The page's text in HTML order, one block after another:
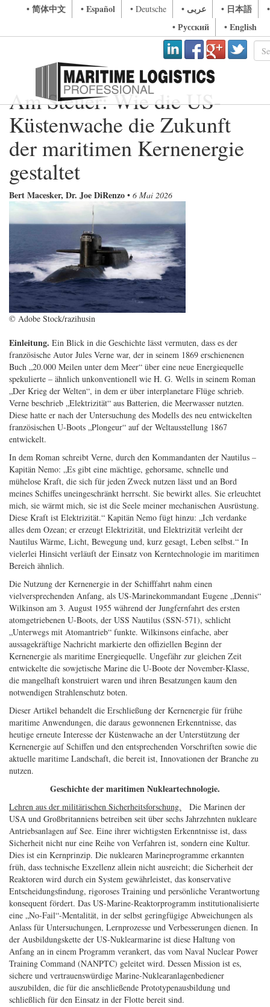
• 简体中文 • Español • Deutsche • عربى • 日本語
• Русский
• English
Am Steuer: Wie die US-
Küstenwache die Zukunft
der maritimen Kernenergie
gestaltet
Bert Macesker, Dr. Joe DiRenzo • 6 Mai 2026
© Adobe Stock/razihusin
Einleitung. Ein Blick in die Geschichte lässt vermuten, dass es der
französische Autor Jules Verne war, der in seinem 1869 erschienenen
Buch „20.000 Meilen unter dem Meer“ über eine neue Energiequelle
spekulierte – ähnlich unkonventionell wie H. G. Wells in seinem Roman
„Der Krieg der Welten“, in dem er über interplanetare Flüge schrieb.
Verne beschrieb „Elektrizität“ aus Batterien, die Meerwasser nutzten.
Diese hatte er nach der Untersuchung des Modells des neu entwickelten
französischen U-Boots „Plongeur“ auf der Weltausstellung 1867
entwickelt.
In dem Roman schreibt Verne, durch den Kommandanten der Nautilus –
Kapitän Nemo: „Es gibt eine mächtige, gehorsame, schnelle und
mühelose Kraft, die sich für jeden Zweck nutzen lässt und an Bord
meines Schiffes uneingeschränkt herrscht. Sie bewirkt alles. Sie erleuchtet
mich, sie wärmt mich, sie ist die Seele meiner mechanischen Ausrüstung.
Diese Kraft ist Elektrizität.“ Kapitän Nemo fügt hinzu: „Ich verdanke
alles dem Ozean; er erzeugt Elektrizität, und Elektrizität verleiht der
Nautilus Wärme, Licht, Bewegung und, kurz gesagt, Leben selbst.“ In
vielerlei Hinsicht verläuft der Einsatz von Kerntechnologie im maritimen
Bereich ähnlich.
Die Nutzung der Kernenergie in der Schifffahrt nahm einen
vielversprechenden Anfang, als US-Marinekommandant Eugene „Dennis“
Wilkinson am 3. August 1955 während der Jungfernfahrt des ersten
atomgetriebenen U-Boots, der USS Nautilus (SSN-571), schlicht
„Unterwegs mit Atomantrieb“ funkte. Wilkinsons einfache, aber
aussagekräftige Nachricht markierte den offiziellen Beginn der
Kernenergie als maritime Energiequelle. Ungefähr zur gleichen Zeit
entwickelte die sowjetische Marine die U-Boote der November-Klasse,
die mangelhaft konstruiert waren und ihren Besatzungen kaum den
notwendigen Strahlenschutz boten.
Dieser Artikel behandelt die Erschließung der Kernenergie für frühe
maritime Anwendungen, die daraus gewonnenen Erkenntnisse, das
heutige erneute Interesse der Küstenwache an der Unterstützung der
Kernenergie auf Schiffen und den entsprechenden Vorschriften sowie die
aktuelle maritime Landschaft, die bereit ist, Innovationen der Branche zu
nutzen.
Geschichte der maritimen Nukleartechnologie.
Lehren aus der militärischen Sicherheitsforschung.
Die Marinen der
USA und Großbritanniens betreiben seit über sechs Jahrzehnten nukleare
Antriebsanlagen auf See. Eine ihrer wichtigsten Erkenntnisse ist, dass
Sicherheit nicht nur eine Reihe von Verfahren ist, sondern eine Kultur.
Dies ist ein Kernprinzip. Die nuklearen Marineprogramme erkannten
früh, dass technische Exzellenz allein nicht ausreicht; die Sicherheit der
Reaktoren wird durch ein System gewährleistet, das konservative
Entscheidungsfindung, rigoroses Training und persönliche Verantwortung
konsequent fördert. Das US-Marine-Reaktorprogramm institutionalisierte
eine „No-Fail“-Mentalität, in der selbst geringfügige Abweichungen als
Anlass für Untersuchungen, Lernprozesse und Verbesserungen dienen. In
der Ausbildungskette der US-Nuklearmarine ist diese Haltung von
Anfang an in einem Programm verankert, das vom Naval Nuclear Power
Training Command (NANPTC) geleitet wird. Dessen Mission ist es,
sichere und vertrauenswürdige Marine-Nuklearanlagenbediener
auszubilden, die für die anschließende Prototypenausbildung und
schließlich für den Einsatz in der Flotte bereit sind.